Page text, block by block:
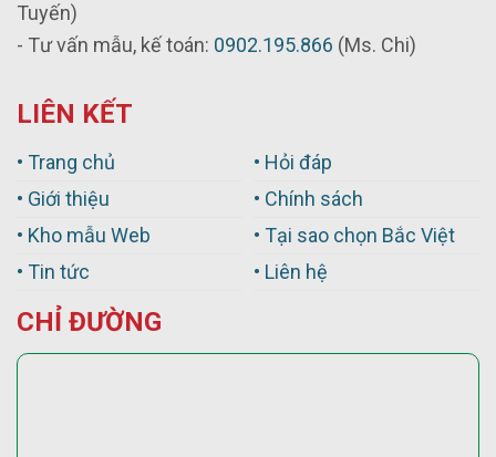
Tuyến)
- Tư vấn mẫu, kế toán: 0902.195.866 (Ms. Chi)
LIÊN KẾT
• Trang chủ
• Giới thiệu
• Kho mẫu Web
• Tin tức
• Hỏi đáp
• Chính sách
• Tại sao chọn Bắc Việt
• Liên hệ
CHỈ ĐƯỜNG